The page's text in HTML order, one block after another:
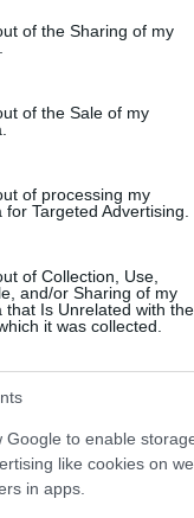
or usage behaviour.
to Google and its
specified purposes
of the Sharing of my
of the Sale of my
of processing my
Targeted Advertising.
of Collection, Use,
and/or Sharing of my
that Is Unrelated with the
it was collected.
Google to enable
like cookies on
in apps.
οι βουλευτές